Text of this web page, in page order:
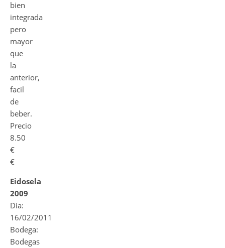
bien
integrada
pero
mayor
que
la
anterior,
facil
de
beber.
Precio
8.50
€
€
Eidosela
2009
Dia:
16/02/2011
Bodega:
Bodegas